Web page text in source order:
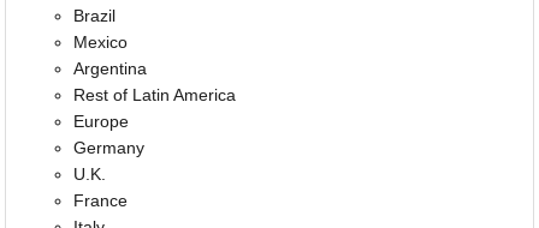
Brazil
Mexico
Argentina
Rest of Latin America
Europe
Germany
U.K.
France